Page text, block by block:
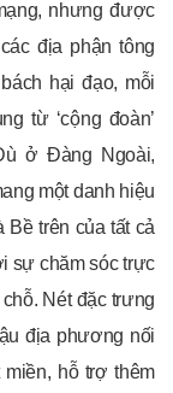
nhưng được
địa phận tông
hại đạo, mỗi
từ ‘cộng đoàn’
ở Đàng Ngoài,
một danh hiệu
Bề trên của tất cả
sự chăm sóc trực
Nét đặc trưng
địa phương nối
hỗ trợ thêm